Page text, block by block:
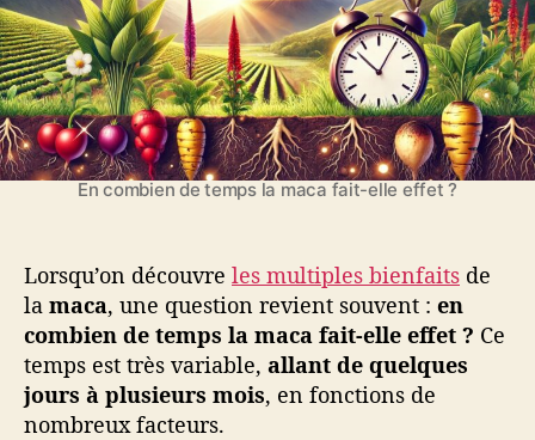
M
a
c
a
e
l
’
a
r
t
i
’
a
r
t
i
c
l
c
o
m
i
e
n
d
e
m
p
s
l
a
En combien de temps la maca fait-elle effet ?
Lorsqu’on découvre les multiples bienfaits de
la maca, une question revient souvent : en
combien de temps la maca fait-elle effet ? Ce
temps est très variable, allant de quelques
jours à plusieurs mois, en fonctions de
nombreux facteurs.